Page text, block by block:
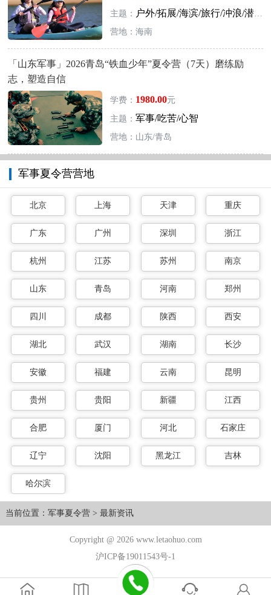
主题： 户外/拓展/海滨/旅行/冲浪/潜水
营地：海南
「山东军事」2026青岛“铁血少年”夏令营（7天）磨练励
志，塑造自信
学费： 1980.00元
主题： 军事/吃苦/心智
营地：山东/青岛
军事夏令营营地
北京 上海 天津 重庆
广东 广州 深圳 浙江
杭州 江苏 苏州 南京
山东 青岛 河南 郑州
四川 成都 陕西 西安
湖北 武汉 湖南 长沙
安徽 福建 云南 昆明
贵州 贵阳 新疆 江西
合肥 厦门 河北 石家庄
辽宁 沈阳 黑龙江 吉林
哈尔滨
当前位置： 军事夏令营> 最新资讯
Copyright @ 2026 www.letaohuo.com
沪ICP备19011543号-1